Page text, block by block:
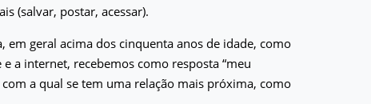
(salvar, postar, acessar).
em geral acima dos cinquenta anos de idade, como
a internet, recebemos como resposta “meu
a qual se tem uma relação mais próxima, como